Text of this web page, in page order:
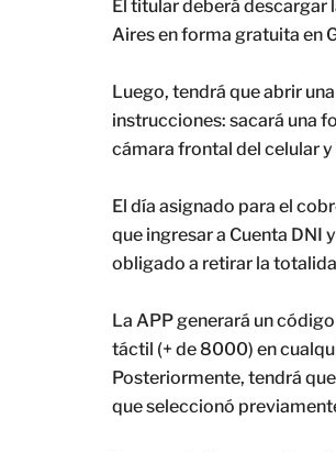
El titular deberá descargar
Aires en forma gratuita en
Luego, tendrá que abrir
instrucciones: sacará una
cámara frontal del celular
El día asignado para el
que ingresar a Cuenta DNI
obligado a retirar la
La APP generará un
táctil (+ de 8000) en
Posteriormente, tendrá
que seleccionó